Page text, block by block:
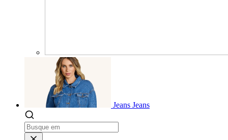
Jeans Jeans